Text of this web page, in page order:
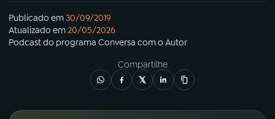
Publicado em30/09/2019
Atualizado em20/05/2026
Podcastdo programa Conversa com o Autor
Compartilhe